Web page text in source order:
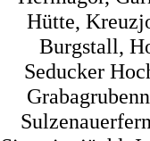
Hütte,
Burgstall,
Seducker